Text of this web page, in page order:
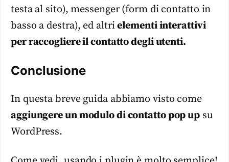
testa al sito), messenger (form di contatto in
basso a destra), ed altrielementi interattivi
per raccogliere il contatto degli utenti.
Conclusione
In questa breve guida abbiamo visto come
aggiungere un modulo di contatto pop up su
WordPress.